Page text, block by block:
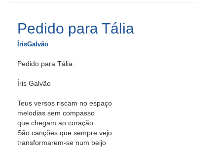
Pedido para Tália
ÍrisGalvão
Pedido para Tália:
Íris Galvão
Teus versos riscam no espaço
melodias sem compasso
que chegam ao coração...
São canções que sempre vejo
transformarem-se num beijo